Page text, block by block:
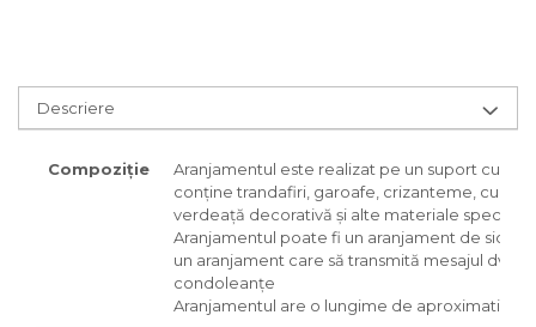
Descriere
Compoziție
Aranjamentul este realizat pe un suport cu
conține trandafiri, garoafe, crizanteme, cupe
verdeață decorativă și alte materiale
Aranjamentul poate fi un aranjament de sicriu
un aranjament care să transmită mesajul dvs
condoleanțe
Aranjamentul are o lungime de aproximativ